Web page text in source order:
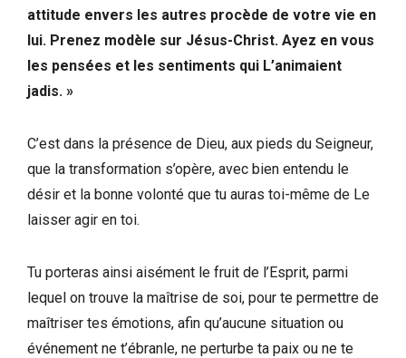
attitude envers les autres procède de votre vie en
lui. Prenez modèle sur Jésus-Christ. Ayez en vous
les pensées et les sentiments qui L’animaient
jadis. »
C’est dans la présence de Dieu, aux pieds du Seigneur,
que la transformation s’opère, avec bien entendu le
désir et la bonne volonté que tu auras toi-même de Le
laisser agir en toi.
Tu porteras ainsi aisément le fruit de l’Esprit, parmi
lequel on trouve la maîtrise de soi, pour te permettre de
maîtriser tes émotions, afin qu’aucune situation ou
événement ne t’ébranle, ne perturbe ta paix ou ne te